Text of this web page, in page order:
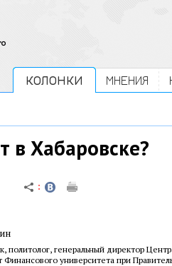
КОЛОНКИ МНЕНИЯ
в Хабаровске?
политолог, генеральный директор
Финансового университета при